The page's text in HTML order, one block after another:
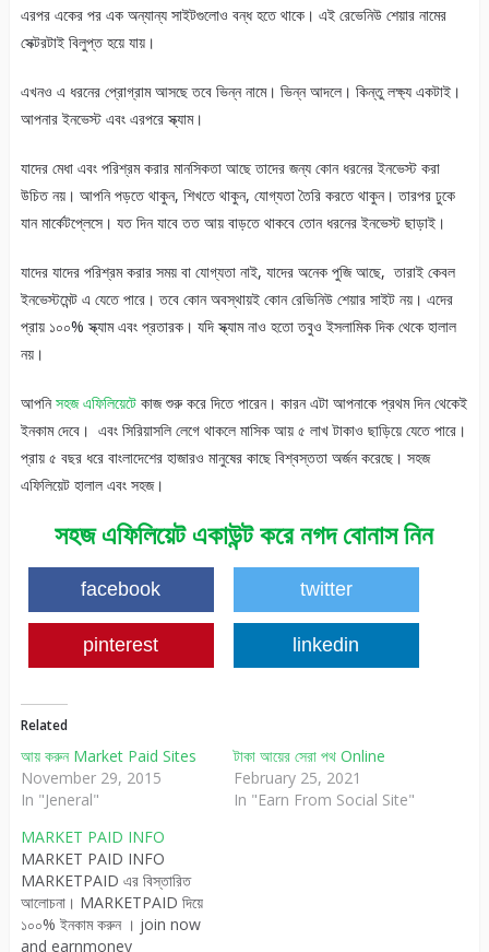
এরপর একের পর এক অন্যান্য সাইটগুলোও বন্ধ হতে থাকে। এই রেভেনিউ শেয়ার নামের
সেক্টরটাই বিলুপ্ত হয়ে যায়।
এখনও এ ধরনের প্রোগ্রাম আসছে তবে ভিন্ন নামে। ভিন্ন আদলে। কিন্তু লক্ষ্য একটাই।
আপনার ইনভেস্ট এবং এরপরে স্ক্যাম।
যাদের মেধা এবং পরিশ্রম করার মানসিকতা আছে তাদের জন্য কোন ধরনের ইনভেস্ট করা
উচিত নয়। আপনি পড়তে থাকুন, শিখতে থাকুন, যোগ্যতা তৈরি করতে থাকুন। তারপর ঢুকে
যান মার্কেটপ্লেসে। যত দিন যাবে তত আয় বাড়তে থাকবে তোন ধরনের ইনভেস্ট ছাড়াই।
যাদের যাদের পরিশ্রম করার সময় বা যোগ্যতা নাই, যাদের অনেক পুজি আছে, তারাই কেবল
ইনভেস্টমেন্ট এ যেতে পারে। তবে কোন অবস্থায়ই কোন রেভিনিউ শেয়ার সাইট নয়। এদের
প্রায় ১০০% স্ক্যাম এবং প্রতারক। যদি স্ক্যাম নাও হতো তবুও ইসলামিক দিক থেকে হালাল
নয়।
আপনিসহজ এফিলিয়েটেকাজ শুরু করে দিতে পারেন। কারন এটা আপনাকে প্রথম দিন থেকেই
ইনকাম দেবে। এবং সিরিয়াসলি লেগে থাকলে মাসিক আয় ৫ লাখ টাকাও ছাড়িয়ে যেতে পারে।
প্রায় ৫ বছর ধরে বাংলাদেশের হাজারও মানুষের কাছে বিশ্বস্ততা অর্জন করেছে। সহজ
এফিলিয়েট হালাল এবং সহজ।
সহজ এফিলিয়েট একাউন্ট করে নগদ বোনাস নিন
facebook twitter
pinterest linkedin
Related
আয় করুন Market Paid Sites
November 29, 2015
In "Jeneral"
টাকা আয়ের সেরা পথ Online
February 25, 2021
In "Earn From Social Site"
MARKET PAID INFO
MARKET PAID INFO
MARKETPAID এর বিস্তারিত
আলোচনা। MARKETPAID দিয়ে
১০০% ইনকাম করুন । join now
and earnmoney